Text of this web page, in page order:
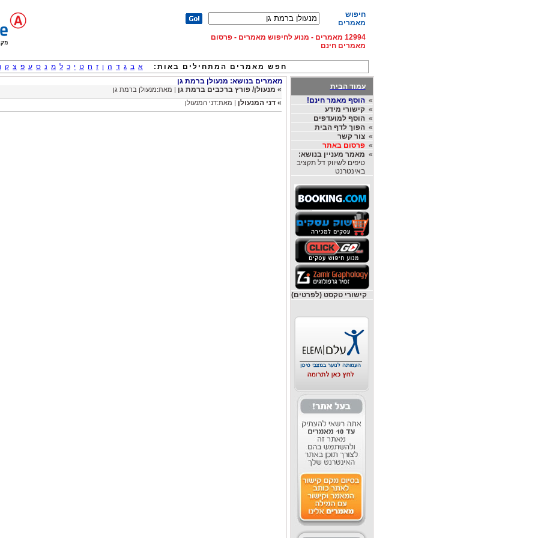
חיפוש
מאמרים
12994 מאמרים - מנוע לחיפוש מאמרים - פרסום
מאמרים חינם
חפש מאמרים המתחילים באות: א ב ג ד ה ו ז ח ט י כ ל מ נ ס ע פ צ ק
עמוד הבית
»הוסף מאמר חינם!
»קישורי מידע
»הוסף למועדפים
»הפוך לדף הבית
»צור קשר
»פרסום באתר
» מאמר מעניין בנושא:
טיפים לשיווק דל תקציב
באינטרנט
קישורי טקסט (לפרטים)
מאמרים בנושא: מנעולן ברמת גן
» מנעולן/ פורץ ברכבים ברמת גן | מאת:מנעולן ברמת גן
» דני המנעולן | מאת:דני המנעולן